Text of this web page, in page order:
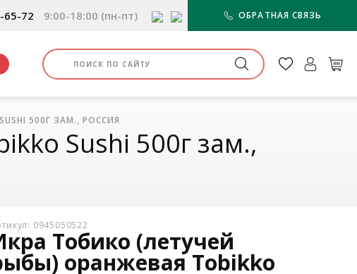
65-72 9:00-18:00 (пн-пт) ОБРАТНАЯ СВЯЗЬ
500Г ЗАМ., РОССИЯ
Sushi 500г зам.,
0945050522
Тобико (летучей
оранжевая Tobikko